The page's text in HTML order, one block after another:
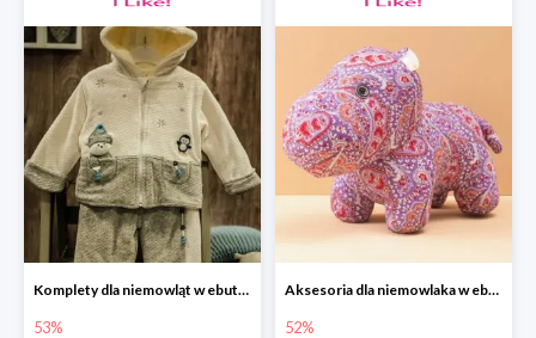
Komplety dla niemowląt w ebutik.pl do -53%
53%
Aksesoria dla niemowlaka w ebutik.pl do -52%
52%